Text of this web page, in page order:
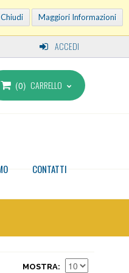
Chiudi Maggiori Informazioni
ACCEDI
0 CARRELLO
CONTATTI
MOSTRA